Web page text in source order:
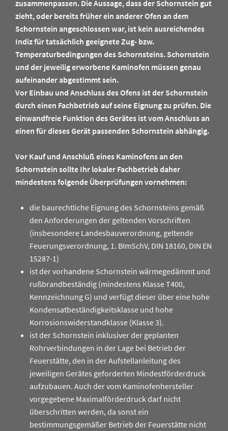
zusammenpassen. Die Aussage, dass der Schornstein gut
zieht, oder bereits früher ein anderer Ofen an dem
Schornstein angeschlossen war, ist kein ausreichendes
Indiz für tatsächlich geeignete Zug- bzw.
Temperaturbedingungen des Schornsteins. Schornstein
und der jeweilig erworbene Kaminofen müssen genau
aufeinander abgestimmt sein.
Vor Einbau und Anschluss des Ofens ist der Schornstein
durch einen Fachbetrieb auf seine Eignung zu prüfen. Die
einwandfreie Funktion des Gerätes ist vom Anschluss an
einen für dieses Gerät passenden Schornstein abhängig.
Vor Kauf und Anschluß eines Kaminofens an den
Schornstein sollte Ihr lokaler Fachbetrieb daher
mindestens folgende Überprüfungen vornehmen:
die baurechtliche Eignung des Schornsteins gemäß
den Anforderungen der geltenden Vorschriften
(insbesondere Landesbauverordnung, geltende
Feuerungsverordnung, 1. BImSchV, DIN 18160, DIN EN
15287-1)
ist der vorhandene Schornstein wärmegedämmt und
rußbrandbeständig (mindestens Klasse T400,
Kennzeichnung G) und verfügt dieser über eine hohe
Kondensatbeständigkeitsklasse und hohe
Korrosionswiderstandklasse (Klasse 3).
ist der Schornstein inklusiver der geplanten
Rohrverbindungen in der Lage bei Betrieb der
Feuerstätte, den in der Aufstellanleitung des
jeweiligen Gerätes geforderten Mindestförderdruck
aufzubauen. Auch der vom Kaminofenhersteller
vorgegebene Maximalförderdruck darf nicht
überschritten werden, da sonst ein
bestimmungsgemäßer Betrieb der Feuerstätte nicht